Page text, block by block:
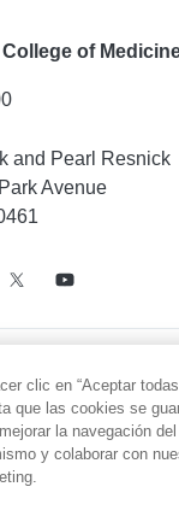
of
and Pearl Resnick
Avenue
de privacidad
clic en “Aceptar
que las cookies se
la navegación
y colaborar con